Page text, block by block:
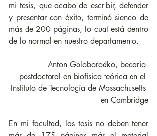
mi tesis, que acabo de escribir, defender
y presentar con éxito, terminó siendo de
más de 200 páginas, lo cual está dentro
de lo normal en nuestro departamento.
Anton Goloborodko, becario
postdoctoral en biofísica teórica en el
Instituto de Tecnología de Massachusetts
en Cambridge
En mi facultad, las tesis no deben tener